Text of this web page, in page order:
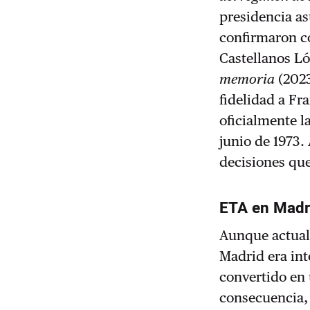
presidencia
confirmaron
Castellanos
memoria
fidelidad a
oficialmente
junio de
decisiones
ETA en
Aunque
Madrid era
convertido en